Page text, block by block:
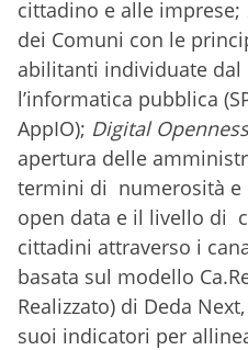
cittadino e alle imprese;
dei Comuni con le
abilitanti individuate dal
l’informatica pubblica
AppIO); Digital Openness
apertura delle
termini di numerosità e
open data e il livello di
cittadini attraverso i
basata sul modello
Realizzato) di Deda
suoi indicatori per